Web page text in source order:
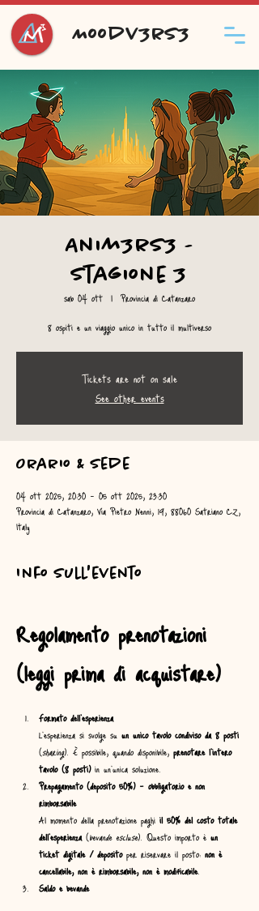
Moodv3rs3
Anim3rs3 -
Stagione 3
sab 04 ott
  |
Provincia di Catanzaro
8 ospiti e un viaggio unico in tutto il multiverso
Tickets are not on sale
See other events
Orario & Sede
04 ott 2025, 20:30 – 05 ott 2025, 23:30
Provincia di Catanzaro, Via Pietro Nenni, 19, 88060 Satriano CZ,
Italy
Info sull'evento
Regolamento prenotazioni
(leggi prima di acquistare)
Formato dell’esperienza
L’esperienza si svolge su un unico tavolo condiviso da 8 posti
(sharing). È possibile, quando disponibile, prenotare l’intero
tavolo (8 posti) in un’unica soluzione.
Prepagamento (deposito 50%) – obbligatorio e non
rimborsabile
Al momento della prenotazione paghi il 50% del costo totale
dell’esperienza (bevande escluse). Questo importo è un
ticket digitale / deposito per riservare il posto: non è
cancellabile, non è rimborsabile, non è modificabile.
Saldo e bevande